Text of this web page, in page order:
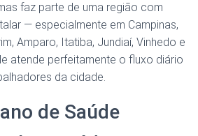
faz parte de uma região com
— especialmente em Campinas,
Amparo, Itatiba, Jundiaí, Vinhedo e
atende perfeitamente o fluxo diário
da cidade.
de Saúde